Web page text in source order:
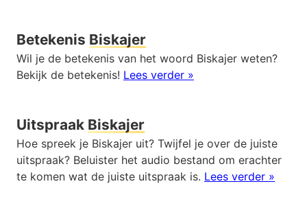
Betekenis Biskajer
Wil je de betekenis van het woord Biskajer weten?
Bekijk de betekenis! Lees verder »
Uitspraak Biskajer
Hoe spreek je Biskajer uit? Twijfel je over de juiste
uitspraak? Beluister het audio bestand om erachter
te komen wat de juiste uitspraak is. Lees verder »